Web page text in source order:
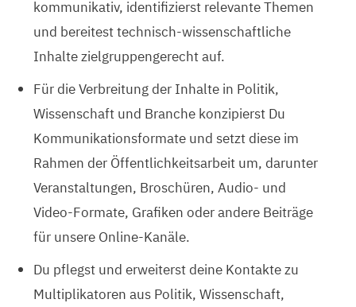
kommunikativ, identifizierst relevante Themen
und bereitest technisch-wissenschaftliche
Inhalte zielgruppengerecht auf.
Für die Verbreitung der Inhalte in Politik,
Wissenschaft und Branche konzipierst Du
Kommunikationsformate und setzt diese im
Rahmen der Öffentlichkeitsarbeit um, darunter
Veranstaltungen, Broschüren, Audio- und
Video-Formate, Grafiken oder andere Beiträge
für unsere Online-Kanäle.
Du pflegst und erweiterst deine Kontakte zu
Multiplikatoren aus Politik, Wissenschaft,